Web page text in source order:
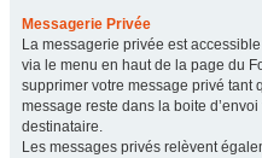
Messagerie Privée
La messagerie privée est
via le menu en haut de la page du
supprimer votre message privé tant
message reste dans la boite d’envoi
destinataire.
Les messages privés relèvent